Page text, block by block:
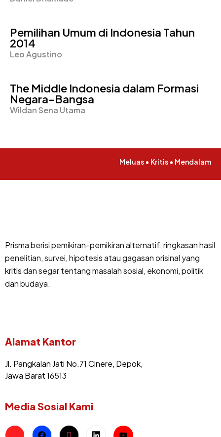
Pemilihan Umum di Indonesia Tahun
2014
Leo Agustino
The Middle Indonesia dalam Formasi
Negara-Bangsa
Wildan Sena Utama
Meluas • Kritis • Mendalam
Prisma berisi pemikiran-pemikiran alternatif, ringkasan hasil
penelitian, survei, hipotesis atau gagasan orisinal yang
kritis dan segar tentang masalah sosial, ekonomi, politik
dan budaya.
Alamat Kantor
Jl. Pangkalan Jati No.71 Cinere, Depok,
Jawa Barat 16513
Media Sosial Kami